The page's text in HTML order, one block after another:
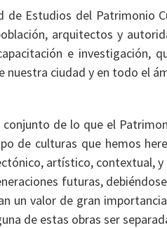
Estudios del Patrimonio
arquitectos y
e investigación,
nuestra ciudad y en todo el
de lo que el
de culturas que hemos
artístico, contextual,
futuras,
un valor de gran
de estas obras ser